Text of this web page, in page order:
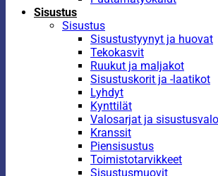
Sisustus
Sisustus
Sisustustyynyt ja huovat
Tekokasvit
Ruukut ja maljakot
Sisustuskorit ja -laatikot
Lyhdyt
Kynttilät
Valosarjat ja
Kranssit
Piensisustus
Toimistotarvikkeet
Sisustusmuovit